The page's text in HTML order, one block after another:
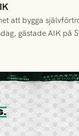
att bygga
gästade AIK på
konstant hotande i